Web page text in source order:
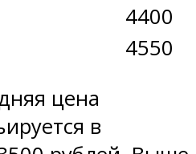
4400
4550
цена
в